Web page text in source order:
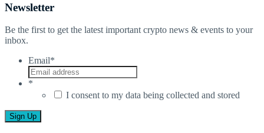
Newsletter
Be the first to get the latest important crypto news & events to your
inbox.
Email*
*
I consent to my data being collected and stored